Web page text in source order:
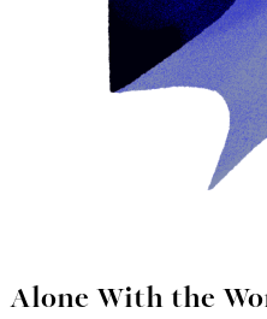
Alone With the